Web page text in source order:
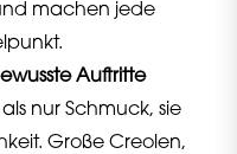
machen jede
Auftritte
nur Schmuck, sie
Große Creolen,